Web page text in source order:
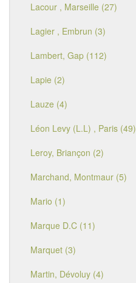
Lacour , Marseille (27)
Lagier , Embrun (3)
Lambert, Gap (112)
Lapie (2)
Lauze (4)
Léon Levy (L.L) , Paris (49)
Leroy, Briançon (2)
Marchand, Montmaur (5)
Mario (1)
Marque D.C (11)
Marquet (3)
Martin, Dévoluy (4)